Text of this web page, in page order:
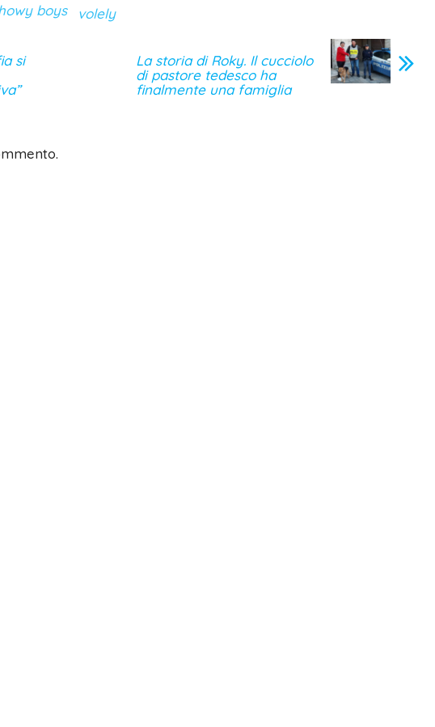
boys volely
si
La storia di Roky. Il cucciolo
di pastore tedesco ha
finalmente una famiglia